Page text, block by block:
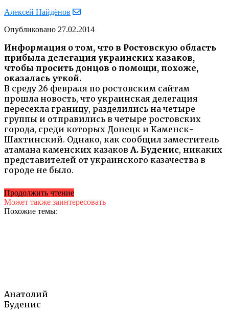
Алексей Найдёнов
Опубликовано 27.02.2014
Информация о том, что в Ростовскую область
прибыла делегация украинских казаков,
чтобы просить донцов о помощи, похоже,
оказалась уткой.
В среду 26 февраля по ростовским сайтам
прошла новость, что украинская делегация
пересекла границу, разделились на четыре
группы и отправились в четыре ростовских
города, среди которых Донецк и Каменск-
Шахтинский. Однако, как сообщил заместитель
атамана каменских казаков А. Буденис, никаких
представителей от украинского казачества в
городе не было.
Анатолий
Буденис
Продолжить чтение
Может также заинтересовать
Похожие темы: